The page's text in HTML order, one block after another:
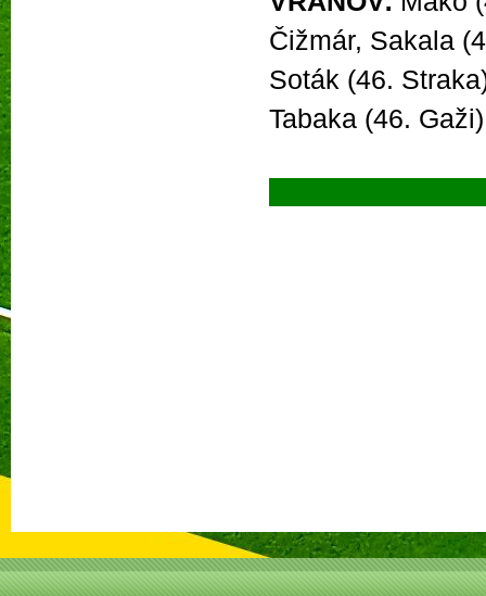
Čižmár, Sakala
Soták (46.
Tabaka (46. Gaži)